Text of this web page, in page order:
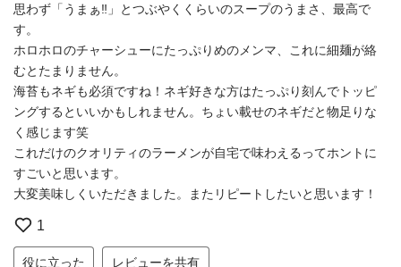
思わず「うまぁ‼︎」とつぶやくくらいのスープのうまさ、最高で
す。
ホロホロのチャーシューにたっぷりめのメンマ、これに細麺が絡
むとたまりません。
海苔もネギも必須ですね！ネギ好きな方はたっぷり刻んでトッピ
ングするといいかもしれません。ちょい載せのネギだと物足りな
く感じます笑
これだけのクオリティのラーメンが自宅で味わえるってホントに
すごいと思います。
大変美味しくいただきました。またリピートしたいと思います！
1
役に立った レビューを共有